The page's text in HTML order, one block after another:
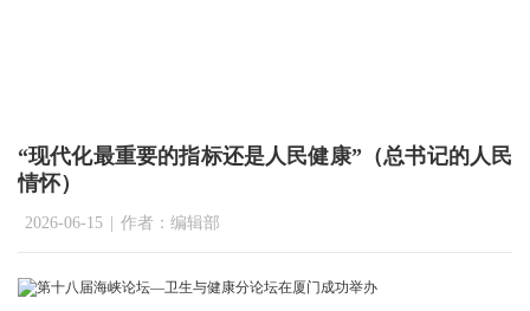
“现代化最重要的指标还是人民健康”（总书记的人民
情怀）
2026-06-15 | 作者：编辑部